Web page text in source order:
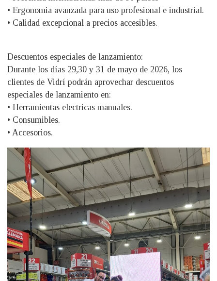
• Ergonomia avanzada para uso profesional e industrial.
• Calidad excepcional a precios accesibles.
Descuentos especiales de lanzamiento:
Durante los días 29,30 y 31 de mayo de 2026, los
clientes de Vidrí podrán aprovechar descuentos
especiales de lanzamiento en:
• Herramientas electricas manuales.
• Consumibles.
• Accesorios.